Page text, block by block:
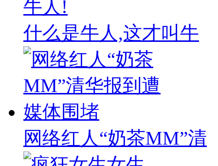
什么是牛人,这才叫牛
网络红人“奶茶MM”清